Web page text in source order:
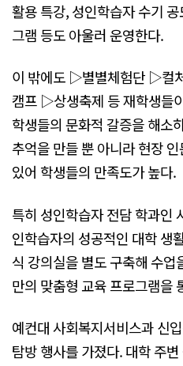
활용 특강, 성인학습자 수기
그램 등도 아울러 운영한다.
이 밖에도 ▷별별체험단 ▷컬
캠프 ▷상생축제 등 재학생들
학생들의 문화적 갈증을 해소
추억을 만들 뿐 아니라 현장
있어 학생들의 만족도가 높다.
특히 성인학습자 전담 학과인
인학습자의 성공적인 대학 생
식 강의실을 별도 구축해 수
만의 맞춤형 교육 프로그램을
예컨대 사회복지서비스과 신
탐방 행사를 가졌다. 대학 주